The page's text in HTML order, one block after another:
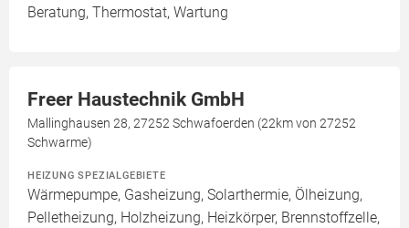
Beratung, Thermostat, Wartung
Freer Haustechnik GmbH
Mallinghausen 28, 27252 Schwafoerden (22km von 27252
Schwarme)
HEIZUNG SPEZIALGEBIETE
Wärmepumpe, Gasheizung, Solarthermie, Ölheizung,
Pelletheizung, Holzheizung, Heizkörper, Brennstoffzelle,